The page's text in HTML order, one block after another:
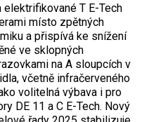
elektrifikované T E-Tech
místo zpětných
a přispívá ke snížení
ve sklopných
na A sloupcích v
včetně infračerveného
volitelná výbava i pro
DE 11 a C E-Tech. Nový